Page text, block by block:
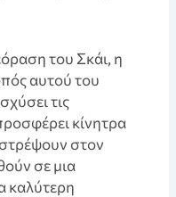
του Σκάι, η
αυτού του
τις
κίνητρα
στον
σε μια
καλύτερη